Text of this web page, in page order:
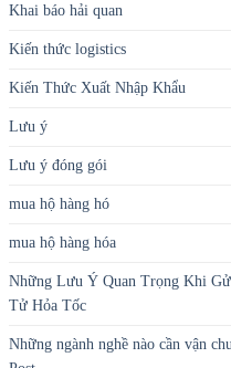
Khai báo hải quan
Kiến thức logistics
Kiến Thức Xuất Nhập Khẩu
Lưu ý
Lưu ý đóng gói
mua hộ hàng hó
mua hộ hàng hóa
Những Lưu Ý Quan Trọng Khi
Tử Hỏa Tốc
Những ngành nghề nào cần vận